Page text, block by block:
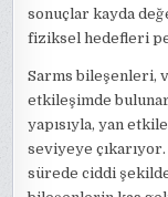
sonuçlar kayda
fiziksel hedefleri
Sarms bileşenleri,
etkileşimde
yapısıyla, yan
seviyeye
sürede ciddi